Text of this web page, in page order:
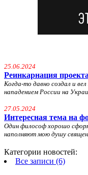
25.06.2024
Реинкарнация
Когда-то давно создал и
нападением России на
27.05.2024
Интересная тема на
Один философ хорошо
наполняют мою душу
Категории новостей:
Все записи (6)